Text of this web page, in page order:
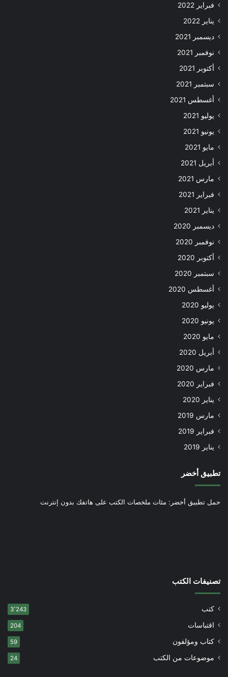
فبراير 2022
يناير 2022
ديسمبر 2021
نوفمبر 2021
أكتوبر 2021
سبتمبر 2021
أغسطس 2021
يوليو 2021
يونيو 2021
مايو 2021
أبريل 2021
مارس 2021
فبراير 2021
يناير 2021
ديسمبر 2020
نوفمبر 2020
أكتوبر 2020
سبتمبر 2020
أغسطس 2020
يوليو 2020
يونيو 2020
مايو 2020
أبريل 2020
مارس 2020
فبراير 2020
يناير 2020
مارس 2019
فبراير 2019
يناير 2019
تطبيق أخضر
حمل تطبيق أخضر: مئات ملخصات الكتب على هاتفك بدون إنترنت
تصنيفات الكتب
كتب 3٬243
اقتباسات 204
كتاب ومؤلفون 59
موضوعات من الكتب 24